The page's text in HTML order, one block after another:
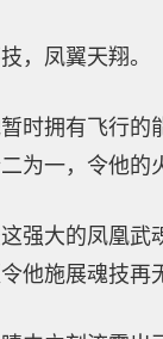
，凤翼天翔。
时拥有飞行
为一，令他的
强大的凤凰
他施展魂技再